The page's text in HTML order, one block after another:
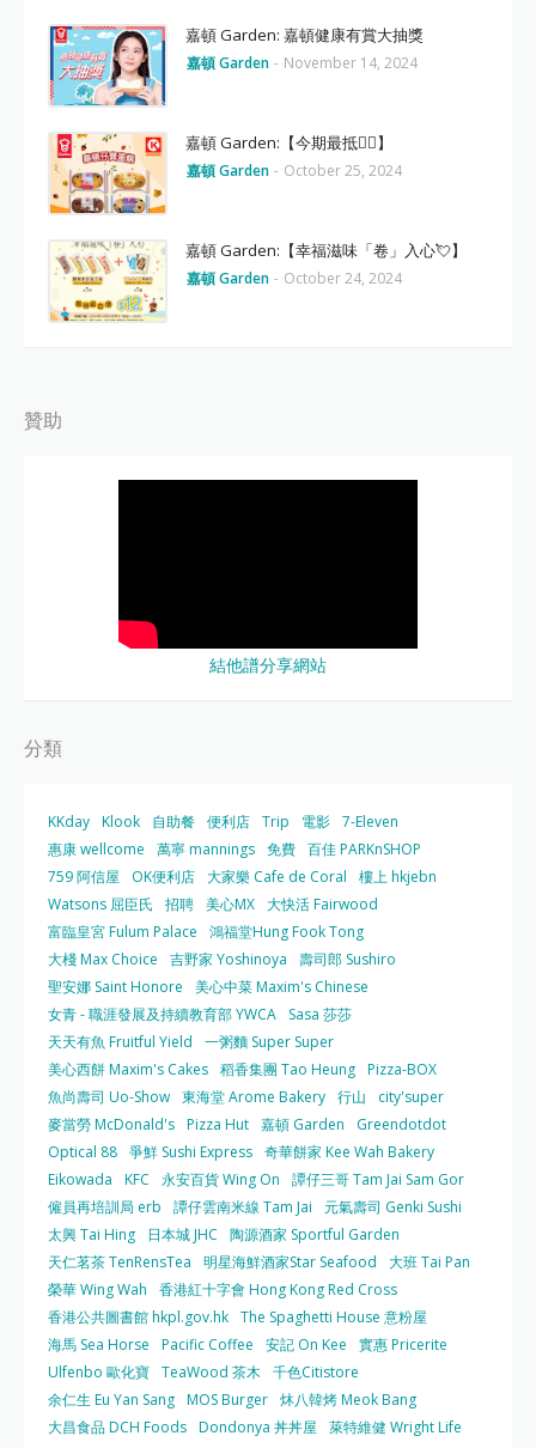
嘉頓 Garden: 嘉頓健康有賞大抽獎
嘉頓 Garden - November 14, 2024
嘉頓 Garden:【今期最抵❤️‍🔥】
嘉頓 Garden - October 25, 2024
嘉頓 Garden:【幸福滋味「卷」入心💘】
嘉頓 Garden - October 24, 2024
贊助
結他譜分享網站
分類
KKday Klook 自助餐 便利店 Trip 電影 7-Eleven
惠康 wellcome
萬寧 mannings 免費 百佳 PARKnSHOP
759 阿信屋
OK便利店 大家樂 Cafe de Coral
樓上 hkjebn
Watsons 屈臣氏
招聘 美心MX 大快活 Fairwood
富臨皇宮 Fulum Palace
鴻福堂Hung Fook Tong
大棧 Max Choice
吉野家 Yoshinoya
壽司郎 Sushiro
聖安娜 Saint Honore
美心中菜 Maxim's Chinese
女青 - 職涯發展及持續教育部 YWCA
Sasa 莎莎
天天有魚 Fruitful Yield
一粥麵 Super Super
美心西餅 Maxim's Cakes 稻香集團 Tao Heung Pizza-BOX
魚尚壽司 Uo-Show 東海堂 Arome Bakery 行山
city'super
麥當勞 McDonald's Pizza Hut 嘉頓 Garden
Greendotdot
Optical 88 爭鮮 Sushi Express 奇華餅家 Kee Wah Bakery
Eikowada
KFC 永安百貨 Wing On
譚仔三哥 Tam Jai Sam Gor
僱員再培訓局 erb
譚仔雲南米線 Tam Jai
元氣壽司 Genki Sushi
太興 Tai Hing
日本城 JHC
陶源酒家 Sportful Garden
天仁茗茶 TenRensTea
明星海鮮酒家Star Seafood
大班 Tai Pan
榮華 Wing Wah
香港紅十字會 Hong Kong Red Cross
香港公共圖書館 hkpl.gov.hk The Spaghetti House 意粉屋
海馬 Sea Horse
Pacific Coffee 安記 On Kee
實惠 Pricerite
Ulfenbo 歐化寶 TeaWood 茶木 千色Citistore
余仁生 Eu Yan Sang MOS Burger 炑八韓烤 Meok Bang
大昌食品 DCH Foods Dondonya 丼丼屋
萊特維健 Wright Life